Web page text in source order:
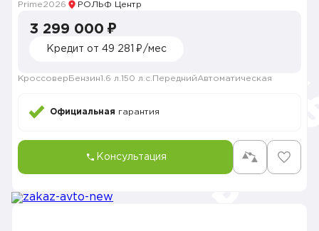
Prime2026 РОЛЬФ Центр
3 299 000 ₽
Кредит от 49 281 ₽/мес
Кроссовер Бензин1.6 л. 150 л.с. ПереднийАвтоматическая
Официальная гарантия
Консультация